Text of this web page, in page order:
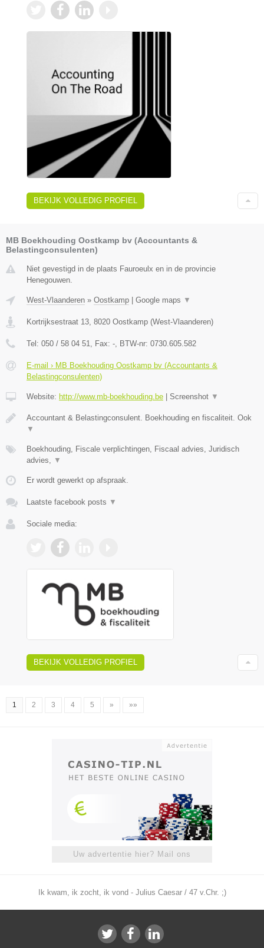
BEKIJK VOLLEDIG PROFIEL
MB Boekhouding Oostkamp bv (Accountants &
Belastingconsulenten)
Niet gevestigd in de plaats Fauroeulx en in de provincie
Henegouwen.
West-Vlaanderen » Oostkamp Google maps ▼
Kortrijksestraat 13 8020 Oostkamp (West-Vlaanderen)
Tel: 050 / 58 04 51 , Fax: - , BTW-nr: 0730.605.582
E-mail › MB Boekhouding Oostkamp bv (Accountants &
Belastingconsulenten)
Website: http://www.mb-boekhouding.be Screenshot ▼
Accountant & Belastingconsulent. Boekhouding en fiscaliteit. Ook
▼
Boekhouding, Fiscale verplichtingen, Fiscaal advies, Juridisch
advies,
▼
Er wordt gewerkt op afspraak.
Laatste facebook posts ▼
Sociale media:
BEKIJK VOLLEDIG PROFIEL
1 2 3 4 5 » »»
Uw advertentie hier? Mail ons
Ik kwam, ik zocht, ik vond - Julius Caesar / 47 v.Chr. ;)